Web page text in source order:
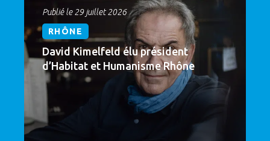
Publié le 29 juillet 2026
RHÔNE
David Kimelfeld élu président
d’Habitat et Humanisme Rhône